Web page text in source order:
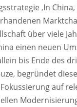
‚In China,
über viele
einen neuen
bis Ende des
begründet
auf